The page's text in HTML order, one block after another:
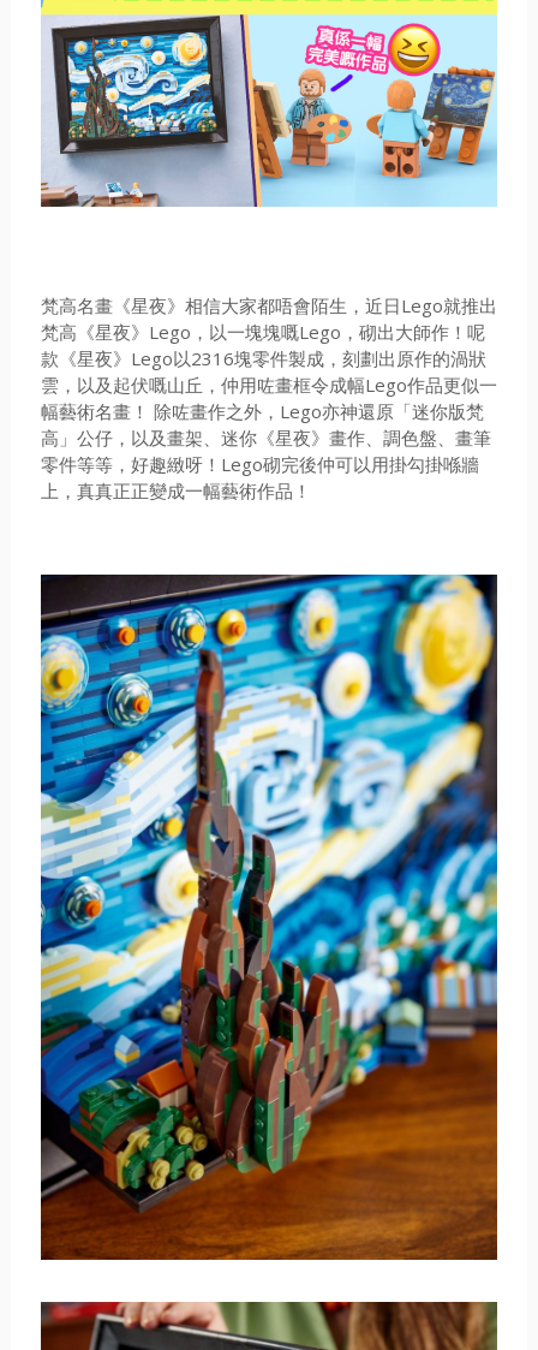
梵高名畫《星夜》相信大家都唔會陌生，近日Lego就推出
梵高《星夜》Lego，以一塊塊嘅Lego，砌出大師作！呢
款《星夜》Lego以2316塊零件製成，刻劃出原作的渦狀
雲，以及起伏嘅山丘，仲用咗畫框令成幅Lego作品更似一
幅藝術名畫！ 除咗畫作之外，Lego亦神還原「迷你版梵
高」公仔，以及畫架、迷你《星夜》畫作、調色盤、畫筆
零件等等，好趣緻呀！Lego砌完後仲可以用掛勾掛喺牆
上，真真正正變成一幅藝術作品！